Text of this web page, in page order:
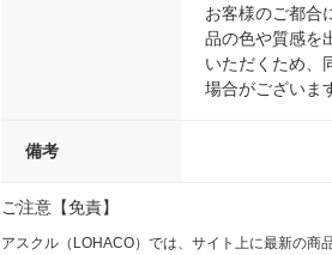
お客様のご都合
品の色や質感を
いただくため、
場合がございま
備考
ご注意【免責】
アスクル（LOHACO）では、サイト上に最新の商